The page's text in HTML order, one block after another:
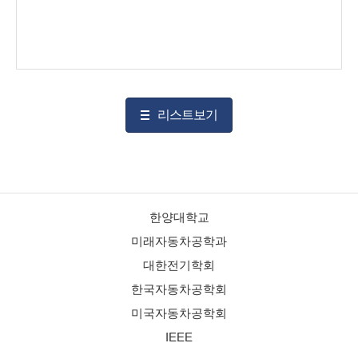
리스트보기
한양대학교
미래자동차공학과
대한전기학회
한국자동차공학회
미국자동차공학회
IEEE